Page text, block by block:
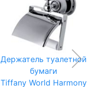
Держатель туалетной
бумаги
Tiffany World Harmony